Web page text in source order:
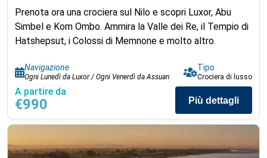
Prenota ora una crociera sul Nilo e scopri Luxor, Abu
Simbel e Kom Ombo. Ammira la Valle dei Re, il Tempio di
Hatshepsut, i Colossi di Memnone e molto altro.
Navigazione
Ogni Lunedì da Luxor / Ogni Venerdì da Assuan
Tipo
Crociera di lusso
A partire da
€990 Più dettagli